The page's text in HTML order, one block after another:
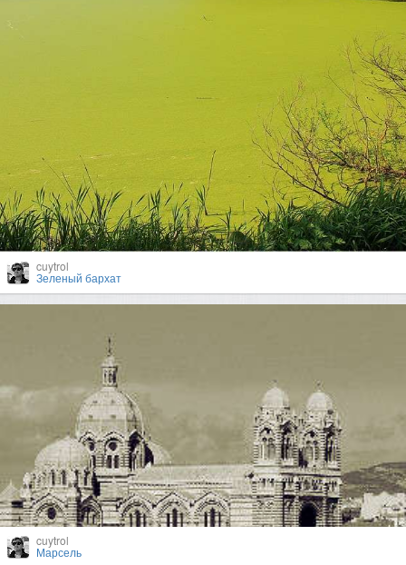
cuytrol
Зеленый бархат
cuytrol
Марсель